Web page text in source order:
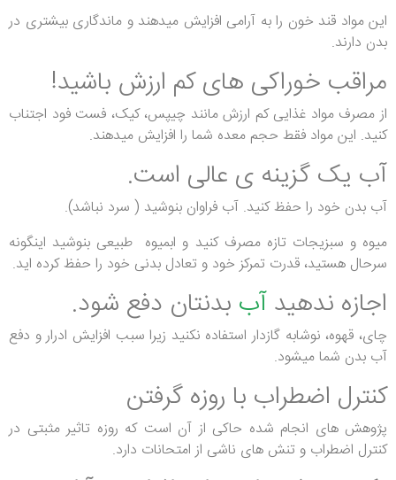
این مواد قند خون را به آرامی افزایش میدهند و ماندگاری بیشتری در
بدن دارند.
مراقب خوراکی های کم ارزش باشید!
از مصرف مواد غذایی کم ارزش مانند چیپس، کیک، فست فود اجتناب
کنید. این مواد فقط حجم معده شما را افزایش میدهند.
آب یک گزینه ی عالی است.
آب بدن خود را حفظ کنید. آب فراوان بنوشید ( سرد نباشد).
میوه و سبزیجات تازه مصرف کنید و ابمیوه طبیعی بنوشید اینگونه
سرحال هستید، قدرت تمرکز خود و تعادل بدنی خود را حفظ کرده اید.
اجازه ندهیدآب بدنتان دفع شود.
چای، قهوه، نوشابه گازدار استفاده نکنید زیرا سبب افزایش ادرار و دفع
آب بدن شما میشود.
کنترل اضطراب با روزه گرفتن
پژوهش های انجام شده حاکی از آن است که روزه تاثیر مثبتی در
کنترل اضطراب و تنش های ناشی از امتحانات دارد.